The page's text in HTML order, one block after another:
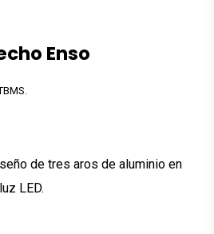
Enso
de tres aros de aluminio en
LED.